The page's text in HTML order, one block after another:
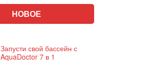
НОВОЕ
Запусти свой бассейн с
AquaDoctor 7 в 1